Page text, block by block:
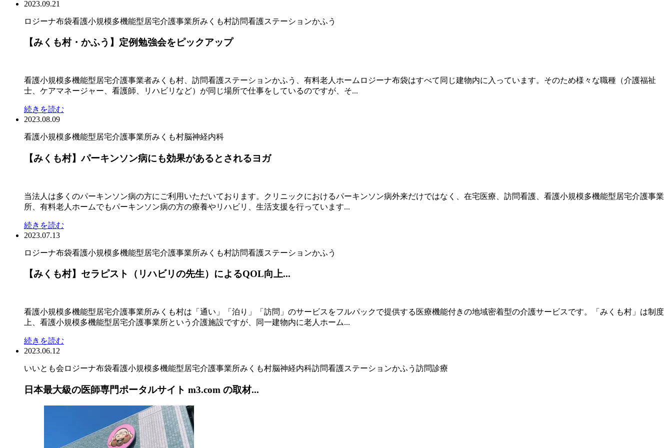
2023.09.21
ロジーナ布袋看護小規模多機能型居宅介護事業所みくも村訪問看護ステーションかふう
【みくも村・かふう】定例勉強会をピックアップ
看護小規模多機能型居宅介護事業者みくも村、訪問看護ステーションかふう、有料老人ホームロジーナ布袋はすべて同じ建物内に入っています。そのため様々な職種（介護福祉
士、ケアマネージャー、看護師、リハビリなど）が同じ場所で仕事をしているのですが、そ...
続きを読む
2023.08.09
看護小規模多機能型居宅介護事業所みくも村脳神経内科
【みくも村】パーキンソン病にも効果があるとされるヨガ
当法人は多くのパーキンソン病の方にご利用いただいております。クリニックにおけるパーキンソン病外来だけではなく、在宅医療、訪問看護、看護小規模多機能型居宅介護事業
所、有料老人ホームでもパーキンソン病の方の療養やリハビリ、生活支援を行っています...
続きを読む
2023.07.13
ロジーナ布袋看護小規模多機能型居宅介護事業所みくも村訪問看護ステーションかふう
【みくも村】セラピスト（リハビリの先生）によるQOL向上...
看護小規模多機能型居宅介護事業所みくも村は「通い」「泊り」「訪問」のサービスをフルパックで提供する医療機能付きの地域密着型の介護サービスです。「みくも村」は制度
上、看護小規模多機能型居宅介護事業所という介護施設ですが、同一建物内に老人ホーム...
続きを読む
2023.06.12
いいとも会 ロジーナ布袋看護小規模多機能型居宅介護事業所みくも村脳神経内科訪問看護ステーションかふう 訪問診療
日本最大級の医師専門ポータルサイト m3.com の取材...